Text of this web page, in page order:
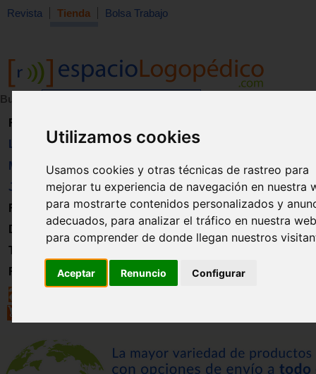
Utilizamos cookies
Usamos cookies y otras técnicas de rastreo para
mejorar tu experiencia de navegación en nuestra
para mostrarte contenidos personalizados y
adecuados, para analizar el tráfico en nuestra
para comprender de donde llegan nuestros
Aceptar Renuncio Configurar
Revista Tienda Bolsa Trabajo
Buscar:
Revista
Libros
Material
Juguetes
Formación
Directorio
Trabajo
Registro